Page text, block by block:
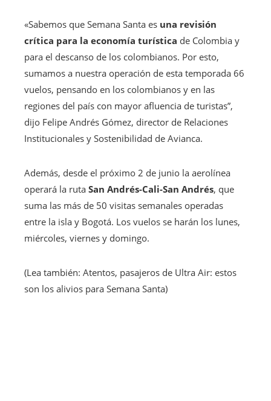
«Sabemos que Semana Santa es una revisión
crítica para la economía turística de Colombia y
para el descanso de los colombianos. Por esto,
sumamos a nuestra operación de esta temporada 66
vuelos, pensando en los colombianos y en las
regiones del país con mayor afluencia de turistas”,
dijo Felipe Andrés Gómez, director de Relaciones
Institucionales y Sostenibilidad de Avianca.
Además, desde el próximo 2 de junio la aerolínea
operará la ruta San Andrés-Cali-San Andrés, que
suma las más de 50 visitas semanales operadas
entre la isla y Bogotá. Los vuelos se harán los lunes,
miércoles, viernes y domingo.
(Lea también: Atentos, pasajeros de Ultra Air: estos
son los alivios para Semana Santa)